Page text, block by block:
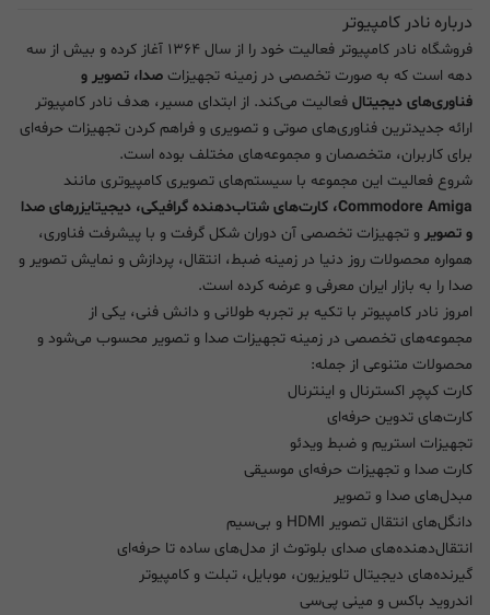
درباره نادر کامپیوتر
فروشگاه نادر کامپیوتر فعالیت خود را از سال ۱۳۶۴ آغاز کرده و بیش از سه
دهه است که به صورت تخصصی در زمینه تجهیزات صدا، تصویر و
فناوری‌های دیجیتال فعالیت می‌کند. از ابتدای مسیر، هدف نادر کامپیوتر
ارائه جدیدترین فناوری‌های صوتی و تصویری و فراهم کردن تجهیزات حرفه‌ای
برای کاربران، متخصصان و مجموعه‌های مختلف بوده است.
شروع فعالیت این مجموعه با سیستم‌های تصویری کامپیوتری مانند
Commodore Amiga، کارت‌های شتاب‌دهنده گرافیکی، دیجیتایزرهای صدا
و تصویر و تجهیزات تخصصی آن دوران شکل گرفت و با پیشرفت فناوری،
همواره محصولات روز دنیا در زمینه ضبط، انتقال، پردازش و نمایش تصویر و
صدا را به بازار ایران معرفی و عرضه کرده است.
امروز نادر کامپیوتر با تکیه بر تجربه طولانی و دانش فنی، یکی از
مجموعه‌های تخصصی در زمینه تجهیزات صدا و تصویر محسوب می‌شود و
محصولات متنوعی از جمله:
کارت کپچر اکسترنال و اینترنال
کارت‌های تدوین حرفه‌ای
تجهیزات استریم و ضبط ویدئو
کارت صدا و تجهیزات حرفه‌ای موسیقی
مبدل‌های صدا و تصویر
دانگل‌های انتقال تصویر HDMI و بی‌سیم
انتقال‌دهنده‌های صدای بلوتوث از مدل‌های ساده تا حرفه‌ای
گیرنده‌های دیجیتال تلویزیون، موبایل، تبلت و کامپیوتر
اندروید باکس و مینی پی‌سی